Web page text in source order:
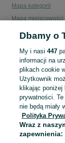
Mapa kategorii
Mapa miejscowości
Mapa ministron
Dbamy o
My i nasi 447
informacji na
plikach cookie
Użytkownik
klikając poniżej
prywatności.
nie będą miały
Polityka
Wraz z
zapewnienia: